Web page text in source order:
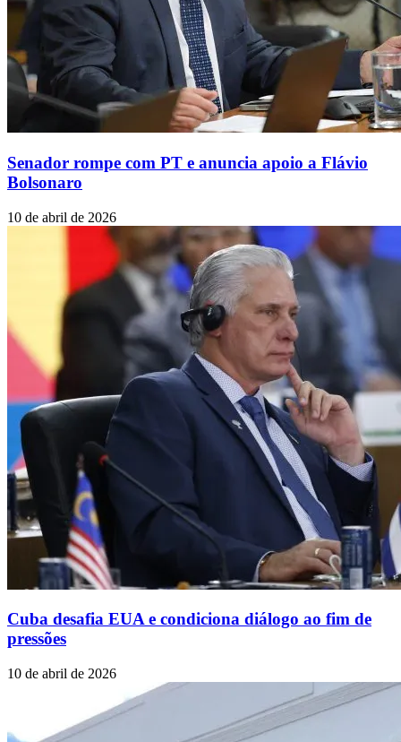
Senador rompe com PT e anuncia apoio a Flávio
Bolsonaro
10 de abril de 2026
Cuba desafia EUA e condiciona diálogo ao fim de
pressões
10 de abril de 2026